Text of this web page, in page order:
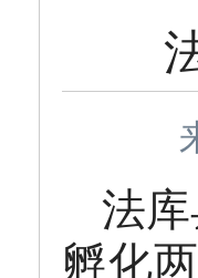
法
孵化